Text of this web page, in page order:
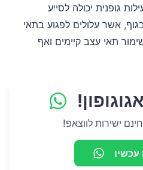
גופנית יכולה לסייע
אשר עלולים לפגוע בתאי
תאי עצב קיימים ואף
ישירות לווצאפ!